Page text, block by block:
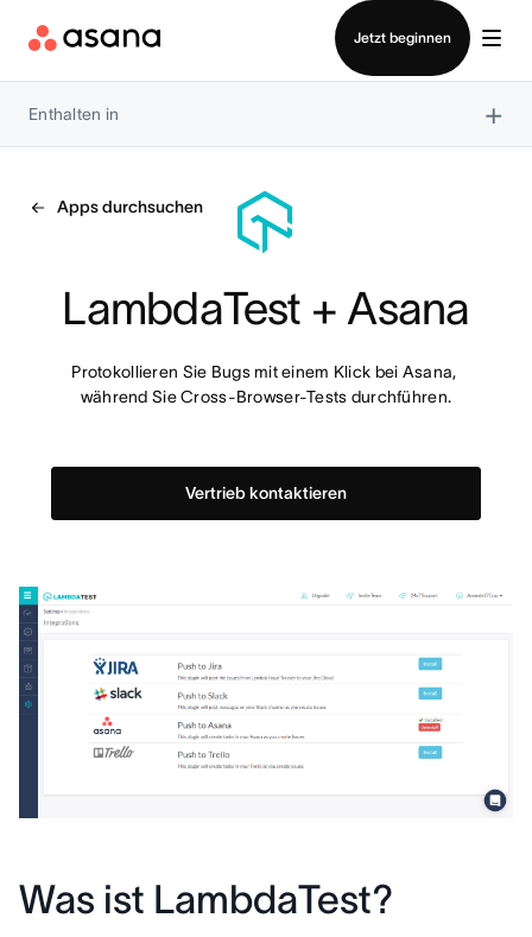
Jetzt beginnen
Vertrieb kontaktieren
Enthalten in ×
Apps durchsuchen
LambdaTest + Asana
Protokollieren Sie Bugs mit einem Klick bei Asana,
während Sie Cross-Browser-Tests durchführen.
Vertrieb kontaktieren
Was ist LambdaTest?